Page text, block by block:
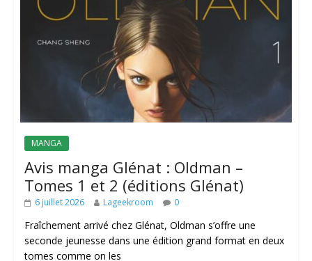
MANGA
Avis manga Glénat : Oldman –
Tomes 1 et 2 (éditions Glénat)
6 juillet 2026 Lageekroom 0
Fraîchement arrivé chez Glénat, Oldman s’offre une
seconde jeunesse dans une édition grand format en deux
tomes comme on les